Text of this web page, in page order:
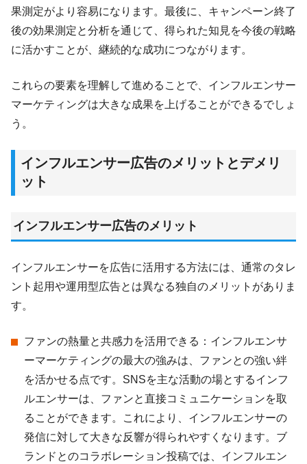
果測定がより容易になります。最後に、キャンペーン終了
後の効果測定と分析を通じて、得られた知見を今後の戦略
に活かすことが、継続的な成功につながります。
これらの要素を理解して進めることで、インフルエンサー
マーケティングは大きな成果を上げることができるでしょ
う。
インフルエンサー広告のメリットとデメリ
ット
インフルエンサー広告のメリット
インフルエンサーを広告に活用する方法には、通常のタレ
ント起用や運用型広告とは異なる独自のメリットがありま
す。
ファンの熱量と共感力を活用できる：インフルエンサ
ーマーケティングの最大の強みは、ファンとの強い絆
を活かせる点です。SNSを主な活動の場とするインフ
ルエンサーは、ファンと直接コミュニケーションを取
ることができます。これにより、インフルエンサーの
発信に対して大きな反響が得られやすくなります。ブ
ランドとのコラボレーション投稿では、インフルエン